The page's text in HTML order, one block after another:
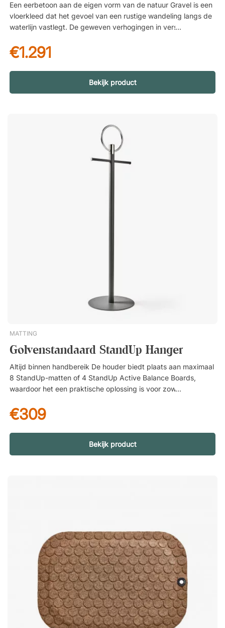
Een eerbetoon aan de eigen vorm van de natuur Gravel is een
vloerkleed dat het gevoel van een rustige wandeling langs de
waterlijn vastlegt. De geweven verhogingen in verschillende
zacht geslepen stenen – een subtiel maar effectvol detail dat
de ruimte karakter geeft. Het resultaat is een vloerkleed dat
zowel harmonieus als expressief wordt ervaren, even mooi in
een minimalistisch interieur als in een meer rustieke omgeving.
Natuurlijke materialen met een authentiek gevoel Gravel is
duurzame en aangename kwaliteit. Wol draagt bij aan warmte,
zachtheid en een natuurlijke vuilafstotende eigenschap,
waardoor het vloerkleed zowel praktisch als gemakkelijk in
gebruik is. Katoen voegt stabiliteit en een soepele structuur
€1.291
Bekijk product
MATTING
Golvenstandaard StandUp Hanger
Altijd binnen handbereik De houder biedt plaats aan maximaal
8 StandUp-matten of 4 StandUp Active Balance Boards,
waardoor het een praktische oplossing is voor zowel kleine
hoef je niet meer te zoeken en wissel je eenvoudig tussen
zittend en staand werken. Een duurzame keuze voor kantoor
Gemaakt in Zweden van zorgvuldig geselecteerde, duurzame
materialen. Dit zorgt voor een stevige constructie die bestand
is tegen dagelijks gebruik en helpt je tegelijkertijd een
€309
Bekijk product